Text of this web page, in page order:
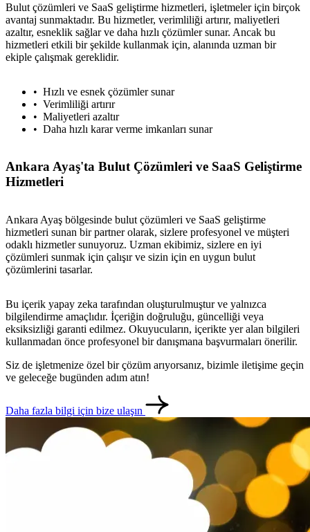
Bulut çözümleri ve SaaS geliştirme hizmetleri, işletmeler için birçok
avantaj sunmaktadır. Bu hizmetler, verimliliği artırır, maliyetleri
azaltır, esneklik sağlar ve daha hızlı çözümler sunar. Ancak bu
hizmetleri etkili bir şekilde kullanmak için, alanında uzman bir
ekiple çalışmak gereklidir.
Hızlı ve esnek çözümler sunar
Verimliliği artırır
Maliyetleri azaltır
Daha hızlı karar verme imkanları sunar
Ankara Ayaş'ta Bulut Çözümleri ve SaaS Geliştirme
Hizmetleri
Ankara Ayaş bölgesinde bulut çözümleri ve SaaS geliştirme
hizmetleri sunan bir partner olarak, sizlere profesyonel ve müşteri
odaklı hizmetler sunuyoruz. Uzman ekibimiz, sizlere en iyi
çözümleri sunmak için çalışır ve sizin için en uygun bulut
çözümlerini tasarlar.
Bu içerik yapay zeka tarafından oluşturulmuştur ve yalnızca
bilgilendirme amaçlıdır. İçeriğin doğruluğu, güncelliği veya
eksiksizliği garanti edilmez. Okuyucuların, içerikte yer alan bilgileri
kullanmadan önce profesyonel bir danışmana başvurmaları önerilir.
Siz de işletmenize özel bir çözüm arıyorsanız, bizimle iletişime geçin
ve geleceğe bugünden adım atın!
Daha fazla bilgi için bize ulaşın